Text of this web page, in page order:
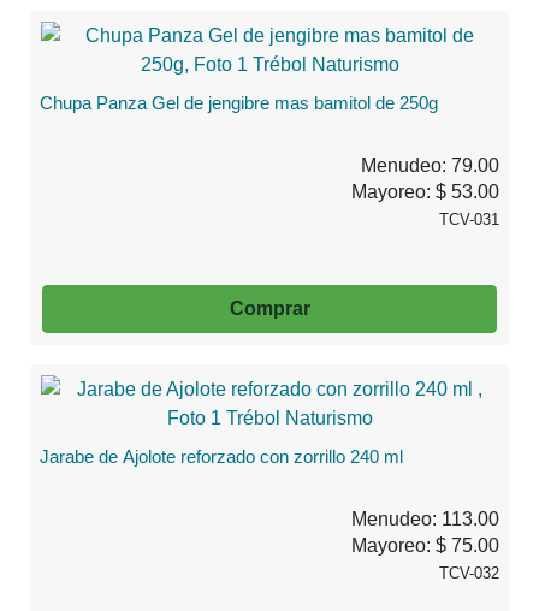
Chupa Panza Gel de jengibre mas bamitol de 250g
Menudeo: 79.00
Mayoreo: $ 53.00
TCV-031
Comprar
Jarabe de Ajolote reforzado con zorrillo 240 ml
Menudeo: 113.00
Mayoreo: $ 75.00
TCV-032